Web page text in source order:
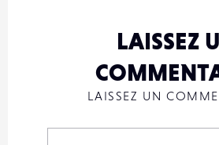
LAISSEZ
LAISSEZ UN